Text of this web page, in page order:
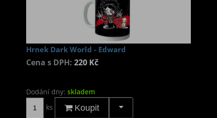
Hrnek Dark World - Edward
Cena s DPH: 220 Kč
Dodání dny: skladem
ks
Koupit